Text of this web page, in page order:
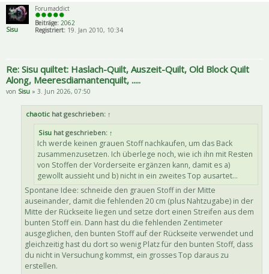
Sisu
Forumaddict
Beiträge: 2062
Registriert:19. Jan 2010, 10:34
Re: Sisu quiltet: Haslach-Quilt, Auszeit-Quilt, Old Block Quilt
Along, Meeresdiamantenquilt, .....
von Sisu » 3. Jun 2026, 07:50
chaotic hat geschrieben: ↑
Sisu hat geschrieben: ↑
Ich werde keinen grauen Stoff nachkaufen, um das Back
zusammenzusetzen. Ich überlege noch, wie ich ihn mit Resten
von Stoffen der Vorderseite ergänzen kann, damit es a)
gewollt aussieht und b) nicht in ein zweites Top ausartet...
Spontane Idee: schneide den grauen Stoff in der Mitte
auseinander, damit die fehlenden 20 cm (plus Nahtzugabe) in der
Mitte der Rückseite liegen und setze dort einen Streifen aus dem
bunten Stoff ein. Dann hast du die fehlenden Zentimeter
ausgeglichen, den bunten Stoff auf der Rückseite verwendet und
gleichzeitig hast du dort so wenig Platz für den bunten Stoff, dass
du nicht in Versuchung kommst, ein grosses Top daraus zu
erstellen.